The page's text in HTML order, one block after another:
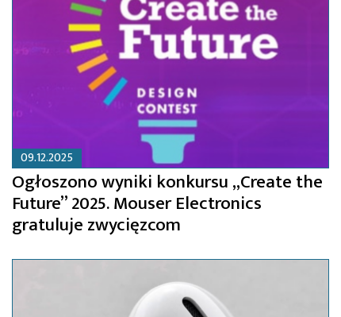
09.12.2025
Ogłoszono wyniki konkursu „Create the
Future” 2025. Mouser Electronics
gratuluje zwycięzcom